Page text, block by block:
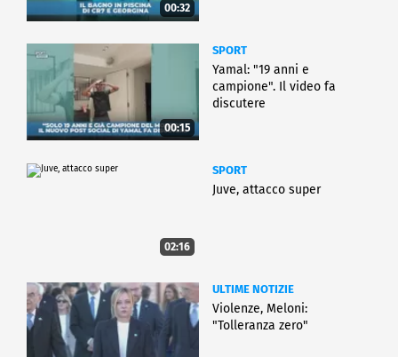
00:32
00:15
SPORT
Yamal: "19 anni e
campione". Il video fa
discutere
02:16
SPORT
Juve, attacco super
ULTIME NOTIZIE
Violenze, Meloni:
"Tolleranza zero"